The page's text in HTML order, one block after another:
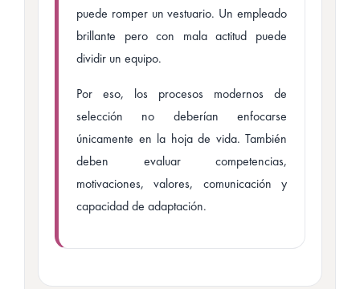
puede romper un vestuario. Un empleado
brillante pero con mala actitud puede
dividir un equipo.
Por eso, los procesos modernos de
selección no deberían enfocarse
únicamente en la hoja de vida. También
deben evaluar competencias,
motivaciones, valores, comunicación y
capacidad de adaptación.